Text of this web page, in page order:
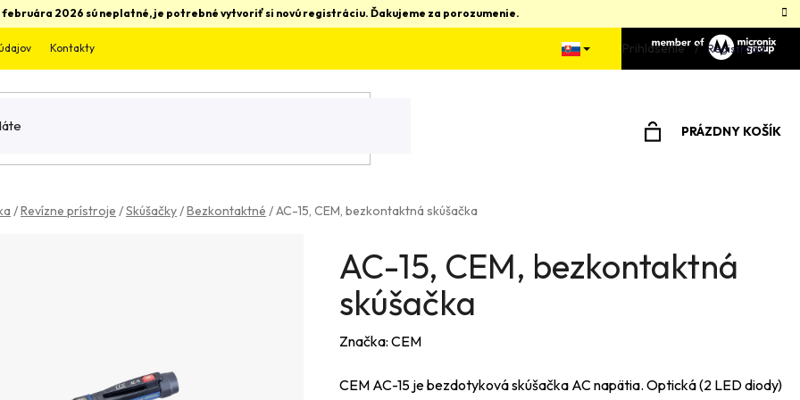
2026 sú neplatné, je potrebné vytvoriť si novú registráciu. Ďakujeme za porozumenie.
Kontakty Prihlásenie Registrácia
PRÁZDNY KOŠÍK
/Revízne prístroje /Skúšačky/Bezkontaktné /AC-15, CEM, bezkontaktná skúšačka
AC-15, CEM, bezkontaktná
skúšačka
Značka: CEM
CEM AC-15 je bezdotyková skúšačka AC napätia. Optická (2 LED diody)